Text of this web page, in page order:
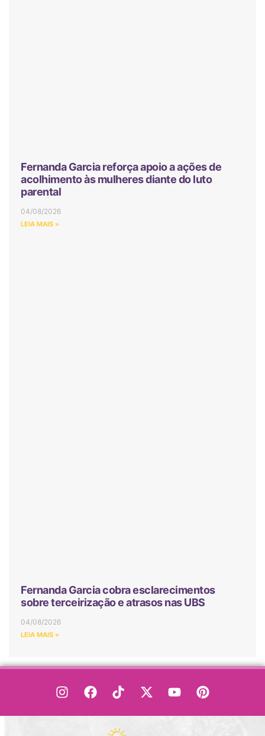
Fernanda Garcia reforça apoio a ações de
acolhimento às mulheres diante do luto
parental
04/08/2026
LEIA MAIS »
Fernanda Garcia cobra esclarecimentos
sobre terceirização e atrasos nas UBS
04/08/2026
LEIA MAIS »